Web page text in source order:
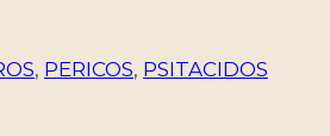
, PERICOS, PSITACIDOS